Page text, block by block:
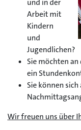
und in der
Arbeit mit
Kindern
und
Jugendlichen?
Sie möchten
ein
Sie können
Wir freuen uns über